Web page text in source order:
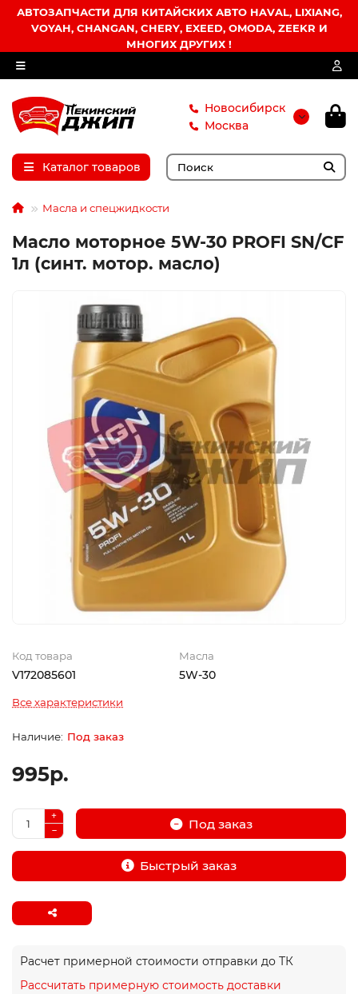
АВТОЗАПЧАСТИ ДЛЯ КИТАЙСКИХ АВТО HAVAL, LIXIANG,
VOYAH, CHANGAN, CHERY, EXEED, OMODA, ZEEKR И
МНОГИХ ДРУГИХ !
Новосибирск
Москва
Каталог товаров
Масла и спецжидкости
Масло моторное 5W-30 PROFI SN/CF
1л (синт. мотор. масло)
Код товара
V172085601
Масла
5W-30
Все характеристики
Под заказ
995р.
Под заказ
Быстрый заказ
Расчет примерной стоимости отправки до ТК
Рассчитать примерную стоимость доставки